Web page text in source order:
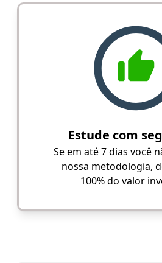
Estude com
Se em até 7 dias você
nossa metodologia,
100% do valor